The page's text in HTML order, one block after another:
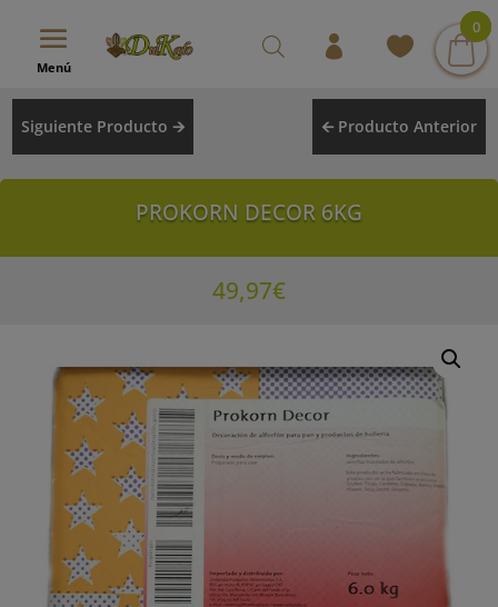
Menú
Siguiente Producto 🡪 🡨 Producto Anterior
PROKORN DECOR 6KG
49,97€
0
0
0